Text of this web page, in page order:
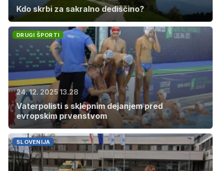
Kdo skrbi za sakralno dediščino?
DRUGI ŠPORTI
24. 12. 2025 13.28
Vaterpolisti s sklepnim dejanjem pred
evropskim prvenstvom
SLOVENIJA